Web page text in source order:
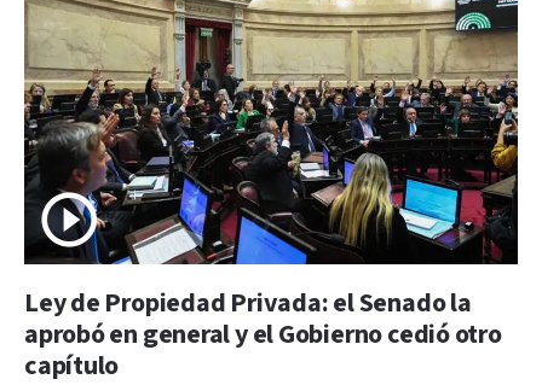
Ley de Propiedad Privada: el Senado la
aprobó en general y el Gobierno cedió otro
capítulo